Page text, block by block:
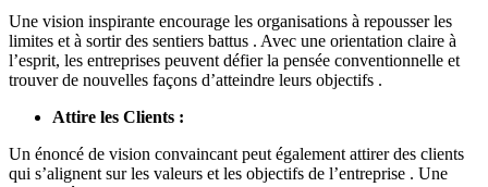
Une vision inspirante encourage les organisations à repousser les
limites et à sortir des sentiers battus . Avec une orientation claire à
l’esprit, les entreprises peuvent défier la pensée conventionnelle et
trouver de nouvelles façons d’atteindre leurs objectifs .
Attire les Clients :
Un énoncé de vision convaincant peut également attirer des clients
qui s’alignent sur les valeurs et les objectifs de l’entreprise . Une